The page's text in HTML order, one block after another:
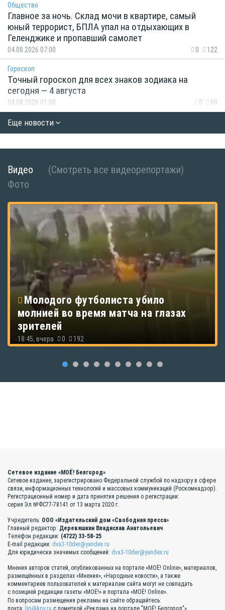
Общество
Главное за ночь. Склад мочи в квартире, самый
юный террорист, БПЛА упал на отдыхающих в
Геленджике и пропавший самолет
04.08.2026 07:00 0 122
Гороскоп
Точный гороскоп для всех знаков зодиака на
сегодня — 4 августа
04.08.2026 01:00 0 60
Еще новости
Видео
(Смотреть все видеорепортажи)
Фото
Молодого футболиста убило
молнией во время матча на глазах
зрителей
18:45, вчера 0 192
Сетевое издание «МОЁ! Белгород»
Сетевое издание, зарегистрировано Федеральной службой по надзору в сфере
связи, информационных технологий и массовых коммуникаций (Роскомнадзор).
Регистрационный номер и дата принятия решения о регистрации:
серия Эл №ФС77-78141 от 13 марта 2020 г.
Учредитель: ООО «Издательский дом «Свободная пресса»
Главный редактор: Деревяшкин Владислав Анатольевич
Телефон редакции: (4722) 33-58-25
E-mail редакции: dva3-10der@yandex.ru
Для юридически значимых сообщений: dva3-10der@yandex.ru
Мнения авторов статей, опубликованных на портале «МОЁ! Online», материалов,
размещённых в разделах «Мнения», «Народные новости», а также
комментариев пользователей к материалам сайта могут не совпадать
с позицией редакции газеты «МОЁ!» и портала «МОЁ! Online».
По вопросам размещения рекламы на сайте обращайтесь:
почта: lip@kpv.ru с пометкой «Реклама на портале "МОЁ! Белгород"»,